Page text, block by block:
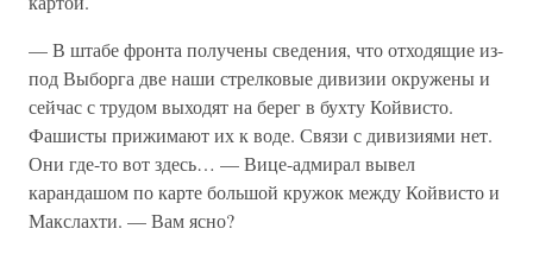
— В штабе фронта получены сведения, что отходящие из-
под Выборга две наши стрелковые дивизии окружены и
сейчас с трудом выходят на берег в бухту Койвисто.
Фашисты прижимают их к воде. Связи с дивизиями нет.
Они где-то вот здесь… — Вице-адмирал вывел
карандашом по карте большой кружок между Койвисто и
Макслахти. — Вам ясно?